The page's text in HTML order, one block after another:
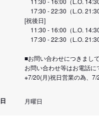
17:30 - 22:30（L.O. 21:30
[祝後日]
11:30 - 16:00（L.O. 14:30
17:30 - 22:30（L.O. 21:30
■お問い合わせにつきまし
お問い合わせ等はお電話
※7/20(月)祝日営業の為、7/
月曜日